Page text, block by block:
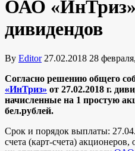
ОАО
дивидендов
By Editor 27.02.2018 28
Согласно решению общего
«ИнТриз» от 27.02.2018 г.
начисленные на 1 простую
бел.рублей.
Срок и порядок выплаты:
счета (карт-счета)